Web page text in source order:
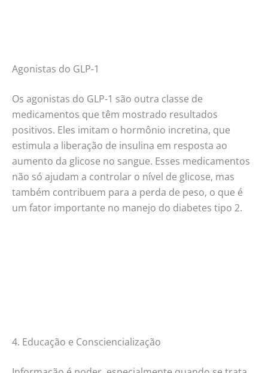
Agonistas do GLP-1
Os agonistas do GLP-1 são outra classe de
medicamentos que têm mostrado resultados
positivos. Eles imitam o hormônio incretina, que
estimula a liberação de insulina em resposta ao
aumento da glicose no sangue. Esses medicamentos
não só ajudam a controlar o nível de glicose, mas
também contribuem para a perda de peso, o que é
um fator importante no manejo do diabetes tipo 2.
4. Educação e Consciencialização